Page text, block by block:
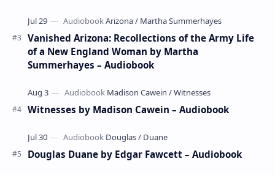
Vanished Arizona: Recollections of the Army Life
of a New England Woman by Martha
Summerhayes – Audiobook
Witnesses by Madison Cawein – Audiobook
Douglas Duane by Edgar Fawcett – Audiobook